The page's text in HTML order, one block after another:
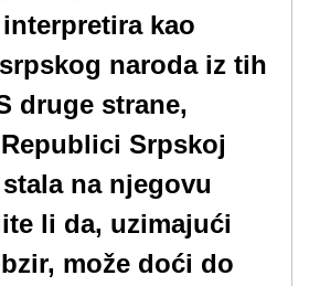
kao
naroda iz tih
druge strane,
Srpskoj
na njegovu
li da, uzimajući
može doći do